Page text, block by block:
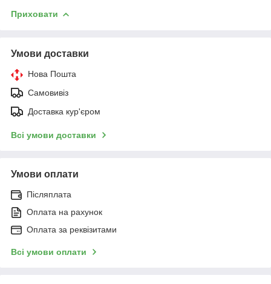
Приховати
Умови доставки
Нова Пошта
Самовивіз
Доставка кур'єром
Всі умови доставки
Умови оплати
Післяплата
Оплата на рахунок
Оплата за реквізитами
Всі умови оплати